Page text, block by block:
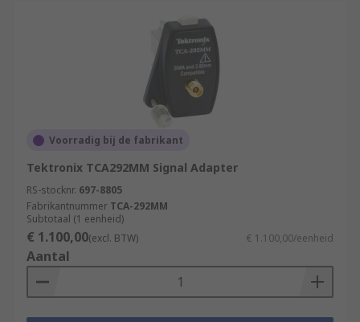
Voorradig bij de fabrikant
Tektronix TCA292MM Signal Adapter
RS-stocknr. 697-8805
Fabrikantnummer TCA-292MM
Subtotaal (1 eenheid)
€ 1.100,00(excl. BTW) € 1.100,00/eenheid
Aantal